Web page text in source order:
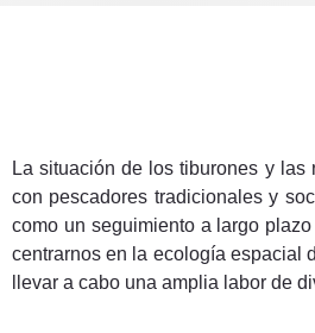
La situación de los tiburones y
con pescadores tradicionales y
como un seguimiento a largo
centrarnos en la ecología espacial
llevar a cabo una amplia labor de